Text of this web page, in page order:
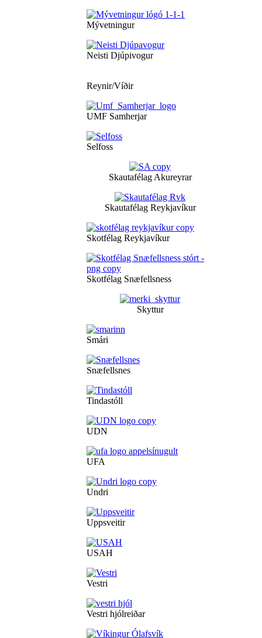
Mývetningur
Neisti Djúpivogur
Reynir/Víðir
UMF Samherjar
Selfoss
Skautafélag Akureyrar
Skautafélag Reykjavíkur
Skotfélag Reykjavíkur
Skotfélag Snæfellsness
Skyttur
Smári
Snæfellsnes
Tindastóll
UDN
UFA
Undri
Uppsveitir
USAH
Vestri
Vestri hjólreiðar